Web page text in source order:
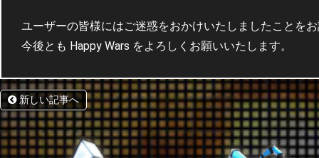
ユーザーの皆様にはご迷惑をおかけいたしましたことを
今後とも Happy Wars をよろしくお願いいたします。
新しい記事へ